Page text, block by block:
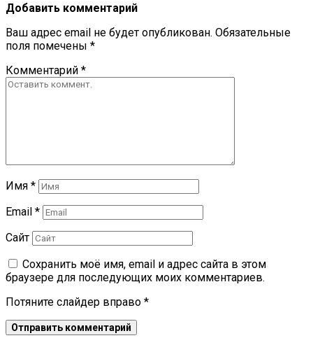
Добавить комментарий
Ваш адрес email не будет опубликован. Обязательные
поля помечены *
Комментарий *
Имя *
Email *
Сайт
Сохранить моё имя, email и адрес сайта в этом
браузере для последующих моих комментариев.
Потяните слайдер вправо *